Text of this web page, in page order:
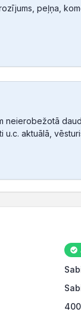
peļņa,
neierobežotā
u.c. aktuālā,